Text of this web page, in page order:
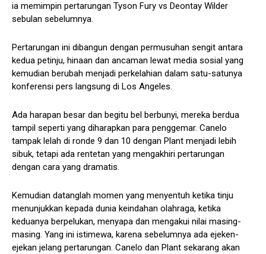
ia memimpin pertarungan Tyson Fury vs Deontay Wilder
sebulan sebelumnya.
Pertarungan ini dibangun dengan permusuhan sengit antara
kedua petinju, hinaan dan ancaman lewat media sosial yang
kemudian berubah menjadi perkelahian dalam satu-satunya
konferensi pers langsung di Los Angeles.
Ada harapan besar dan begitu bel berbunyi, mereka berdua
tampil seperti yang diharapkan para penggemar. Canelo
tampak lelah di ronde 9 dan 10 dengan Plant menjadi lebih
sibuk, tetapi ada rentetan yang mengakhiri pertarungan
dengan cara yang dramatis.
Kemudian datanglah momen yang menyentuh ketika tinju
menunjukkan kepada dunia keindahan olahraga, ketika
keduanya berpelukan, menyapa dan mengakui nilai masing-
masing. Yang ini istimewa, karena sebelumnya ada ejeken-
ejekan jelang pertarungan. Canelo dan Plant sekarang akan